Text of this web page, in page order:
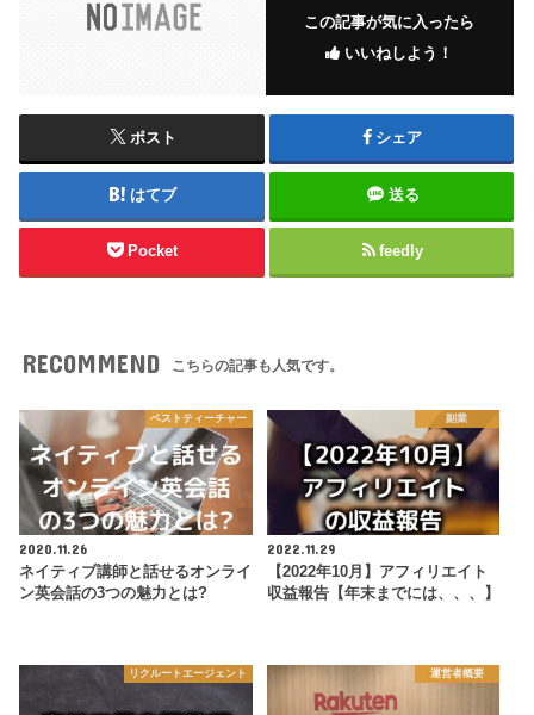
この記事が気に入ったら
いいねしよう！
ポスト シェア
はてブ 送る
Pocket feedly
RECOMMEND こちらの記事も人気です。
ベストティーチャー
2020.11.26
ネイティブ講師と話せるオンライ
ン英会話の3つの魅力とは?
副業
2022.11.29
【2022年10月】アフィリエイト
収益報告【年末までには、、、】
リクルートエージェント 運営者概要